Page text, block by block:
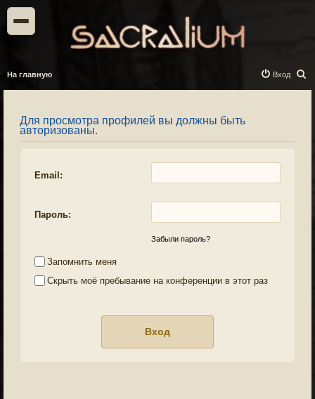
На главную
о
Вход
Для просмотра профилей вы должны быть
авторизованы.
Email:
Пароль:
Забыли пароль?
Запомнить меня
Скрыть моё пребывание на конференции в этот раз